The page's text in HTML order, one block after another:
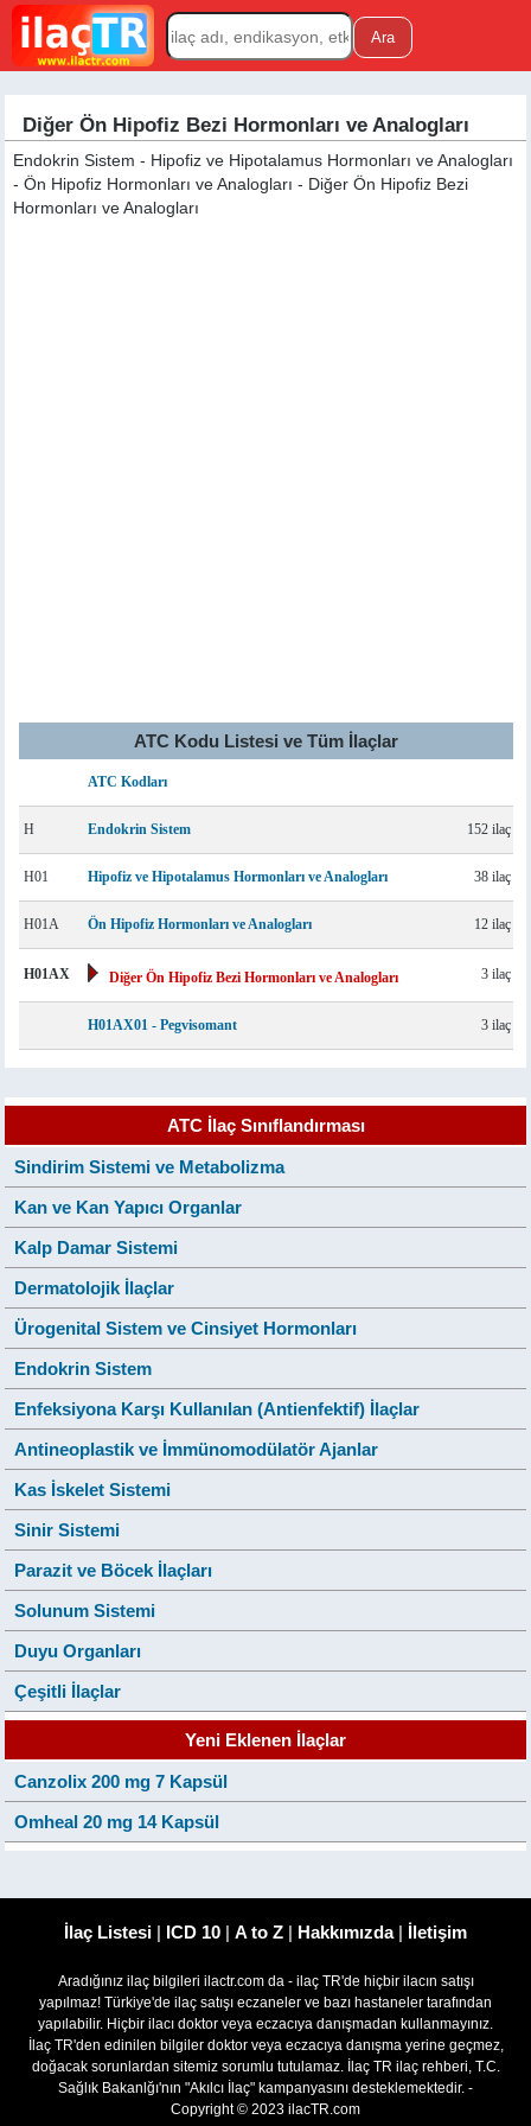
Diğer Ön Hipofiz Bezi Hormonları ve Analogları
Endokrin Sistem - Hipofiz ve Hipotalamus Hormonları ve Analogları
- Ön Hipofiz Hormonları ve Analogları - Diğer Ön Hipofiz Bezi
Hormonları ve Analogları
ATC Kodu Listesi ve Tüm İlaçlar
ATC Kodları
H Endokrin Sistem 152 ilaç
H01 Hipofiz ve Hipotalamus Hormonları ve Analogları 38 ilaç
H01A Ön Hipofiz Hormonları ve Analogları 12 ilaç
H01AX Diğer Ön Hipofiz Bezi Hormonları ve Analogları 3 ilaç
H01AX01 - Pegvisomant 3 ilaç
ATC İlaç Sınıflandırması
Sindirim Sistemi ve Metabolizma
Kan ve Kan Yapıcı Organlar
Kalp Damar Sistemi
Dermatolojik İlaçlar
Ürogenital Sistem ve Cinsiyet Hormonları
Endokrin Sistem
Enfeksiyona Karşı Kullanılan (Antienfektif) İlaçlar
Antineoplastik ve İmmünomodülatör Ajanlar
Kas İskelet Sistemi
Sinir Sistemi
Parazit ve Böcek İlaçları
Solunum Sistemi
Duyu Organları
Çeşitli İlaçlar
Yeni Eklenen İlaçlar
Canzolix 200 mg 7 Kapsül
Omheal 20 mg 14 Kapsül
İlaç Listesi | ICD 10 | A to Z | Hakkımızda| İletişim
Aradığınız ilaç bilgileri ilactr.com da - ilaç TR'de hiçbir ilacın satışı
yapılmaz! Türkiye'de ilaç satışı eczaneler ve bazı hastaneler tarafından
yapılabilir. Hiçbir ilacı doktor veya eczacıya danışmadan kullanmayınız.
İlaç TR'den edinilen bilgiler doktor veya eczacıya danışma yerine geçmez,
doğacak sorunlardan sitemiz sorumlu tutulamaz. İlaç TR ilaç rehberi, T.C.
Sağlık Bakanlğı'nın "Akılcı İlaç" kampanyasını desteklemektedir. -
Copyright © 2023 ilacTR.com